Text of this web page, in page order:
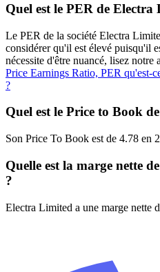
Quel est le PER de Electra
Le PER de la société Electra
considérer qu'il est élevé puisqu'il
nécessite d'être nuancé, lisez
Price Earnings Ratio, PER qu'est-
?
Quel est le Price to Book
Son Price To Book est de 4.78 en
Quelle est la marge nette
?
Electra Limited a une marge nette